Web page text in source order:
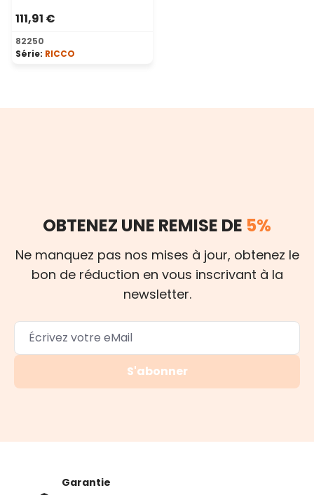
111,91 €
82250
Série: RICCO
OBTENEZ UNE REMISE DE 5%
Ne manquez pas nos mises à jour, obtenez le
bon de réduction en vous inscrivant à la
newsletter.
S'abonner
Garantie